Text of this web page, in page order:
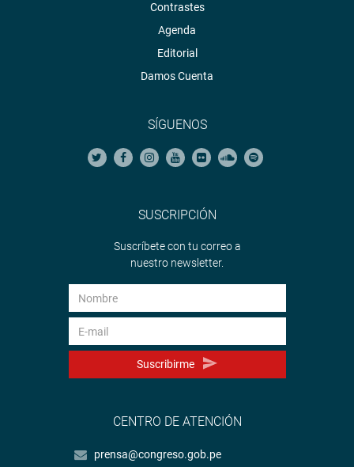
Contrastes
Agenda
Editorial
Damos Cuenta
SÍGUENOS
SUSCRIPCIÓN
Suscríbete con tu correo a
nuestro newsletter.
Suscribirme
CENTRO DE ATENCIÓN
prensa@congreso.gob.pe